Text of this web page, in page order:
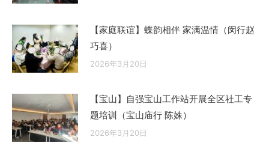
【家庭联谊】蝶韵相伴 家满温情（闵行赵
巧喜）
2026年3月20日
【宝山】自强宝山工作站开展全区社工专
题培训（宝山庙行 陈姝）
2026年3月20日